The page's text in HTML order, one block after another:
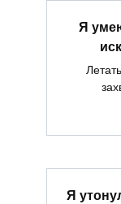
Я
Я